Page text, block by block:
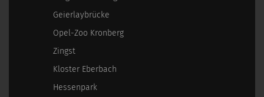
Geierlaybrücke
Opel-Zoo Kronberg
Zingst
Kloster Eberbach
Hessenpark